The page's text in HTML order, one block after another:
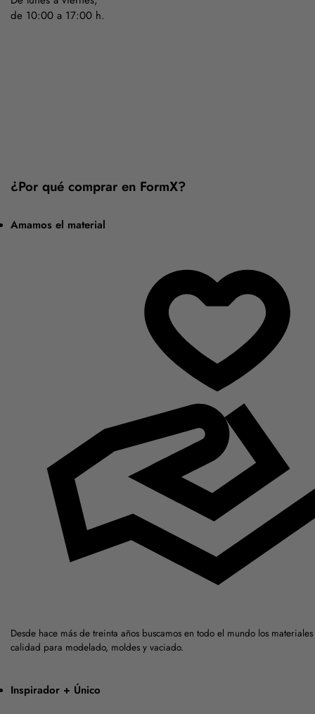
de 10:00 a 17:00 h.
¿Por qué comprar en FormX?
Amamos el material
Desde hace más de treinta años buscamos en todo el mundo los
calidad para modelado, moldes y vaciado.
Inspirador + Único